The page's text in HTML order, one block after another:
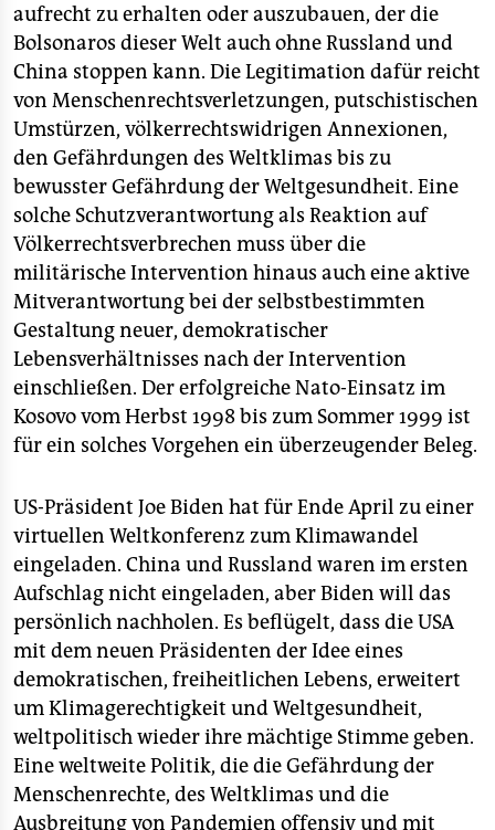
aufrecht zu erhalten oder auszubauen, der die
Bolsonaros dieser Welt auch ohne Russland und
China stoppen kann. Die Legitimation dafür reicht
von Menschenrechtsverletzungen, putschistischen
Umstürzen, völkerrechtswidrigen Annexionen,
den Gefährdungen des Weltklimas bis zu
bewusster Gefährdung der Weltgesundheit. Eine
solche Schutzverantwortung als Reaktion auf
Völkerrechtsverbrechen muss über die
militärische Intervention hinaus auch eine aktive
Mitverantwortung bei der selbstbestimmten
Gestaltung neuer, demokratischer
Lebensverhältnisses nach der Intervention
einschließen. Der erfolgreiche Nato-Einsatz im
Kosovo vom Herbst 1998 bis zum Sommer 1999 ist
für ein solches Vorgehen ein überzeugender Beleg.
US-Präsident Joe Biden hat für Ende April zu einer
virtuellen Weltkonferenz zum Klimawandel
eingeladen. China und Russland waren im ersten
Aufschlag nicht eingeladen, aber Biden will das
persönlich nachholen. Es beflügelt, dass die USA
mit dem neuen Präsidenten der Idee eines
demokratischen, freiheitlichen Lebens, erweitert
um Klimagerechtigkeit und Weltgesundheit,
weltpolitisch wieder ihre mächtige Stimme geben.
Eine weltweite Politik, die die Gefährdung der
Menschenrechte, des Weltklimas und die
Ausbreitung von Pandemien offensiv und mit